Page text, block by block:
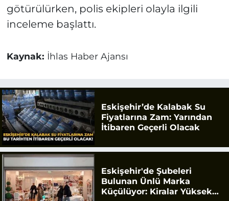
götürülürken, polis ekipleri olayla ilgili
inceleme başlattı.
Kaynak: İhlas Haber Ajansı
Eskişehir’de Kalabak Su
Fiyatlarına Zam: Yarından
İtibaren Geçerli Olacak
Eskişehir'de Şubeleri
Bulunan Ünlü Marka
Küçülüyor: Kiralar Yüksek